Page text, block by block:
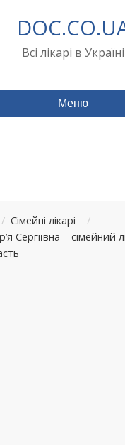
Всі лікарі в Україні
Меню
/ Сімейні лікарі
/
Сергіївна – сімейний